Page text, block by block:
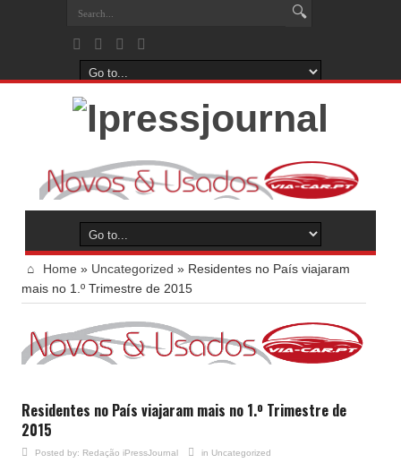
Home » Uncategorized » Residentes no País viajaram
mais no 1.º Trimestre de 2015
Residentes no País viajaram mais no 1.º Trimestre de
2015
Posted by: Redação iPressJournal in Uncategorized